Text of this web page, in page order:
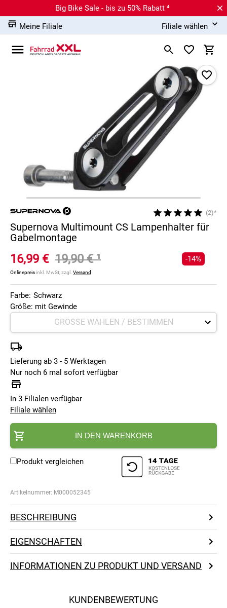
Big Bike Sale - bis zu 50% Rabatt ⁴
Meine Filiale
Filiale wählen
(2)*
Supernova Multimount CS Lampenhalter für
Gabelmontage
16,99 € 19,90 €¹
Onlinepreisinkl. MwSt, zzgl. Versand
-14%
Farbe: Schwarz
Größe: mit Gewinde
Lieferung ab 3 - 5 Werktagen
Nur noch 6 mal sofort verfügbar
In 3 Filialen verfügbar
Filiale wählen
IN DEN WARENKORB
Produkt vergleichen
Artikelnummer: M000052345
BESCHREIBUNG
EIGENSCHAFTEN
INFORMATIONEN ZU PRODUKT UND VERSAND
KUNDENBEWERTUNG